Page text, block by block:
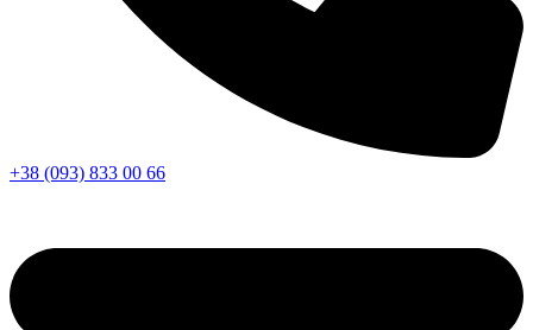
+38 (093) 833 00 66